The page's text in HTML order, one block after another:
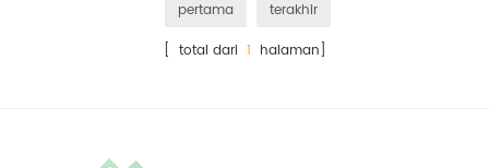
pertama
terakhir
[ total dari 1 halaman]